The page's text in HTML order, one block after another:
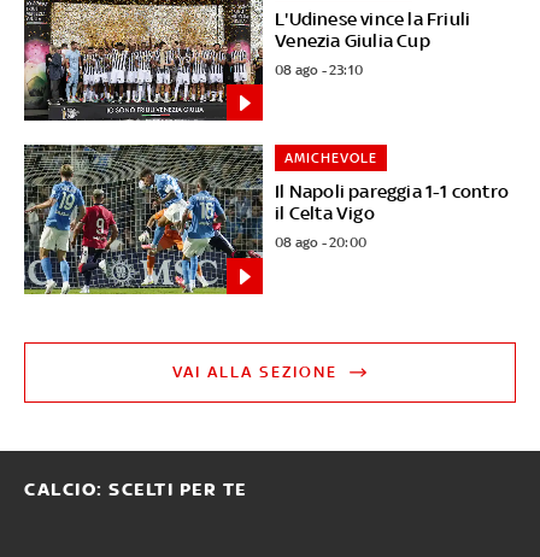
L'Udinese vince la Friuli
Venezia Giulia Cup
08 ago - 23:10
Il Napoli pareggia 1-1 contro
il Celta Vigo
AMICHEVOLE
08 ago - 20:00
VAI ALLA SEZIONE
CALCIO: SCELTI PER TE